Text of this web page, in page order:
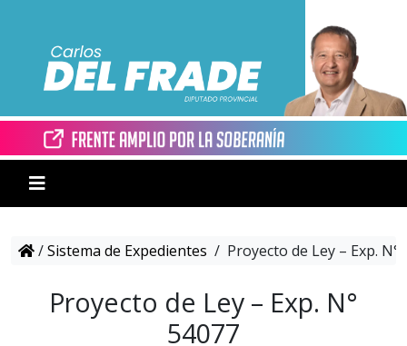
/Sistema de Expedientes / Proyecto de Ley – Exp. N°
Proyecto de Ley – Exp. N°
54077